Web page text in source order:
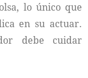
lo único que
en su actuar.
debe cuidar